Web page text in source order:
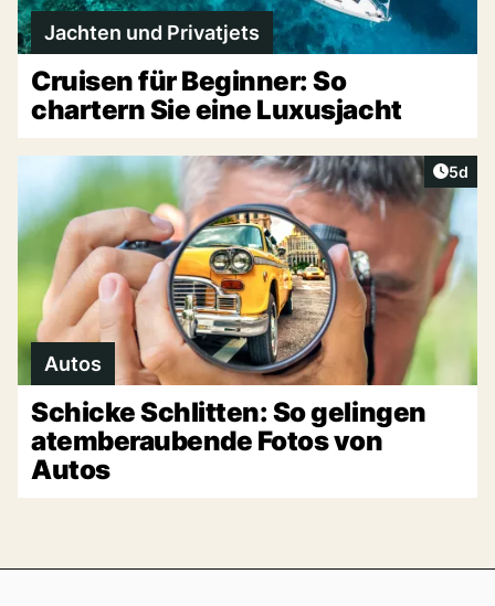
Jachten und Privatjets
Cruisen für Beginner: So
chartern Sie eine Luxusjacht
5d
Autos
Schicke Schlitten: So gelingen
atemberaubende Fotos von
Autos